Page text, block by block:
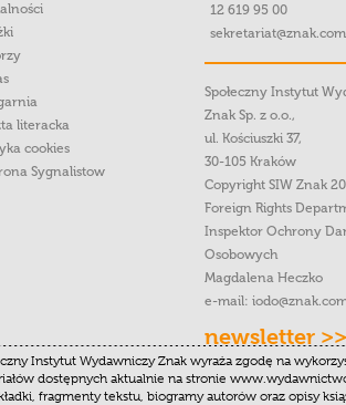
literacka
cookies
Sygnalistow
12 619 95 00
Społeczny Instytut
Znak Sp. z o.o.,
ul. Kościuszki 37,
30-105 Kraków
Copyright SIW Znak
Foreign Rights
Inspektor Ochrony
Osobowych
Magdalena Heczko
e-mail:
newsletter >>
Instytut Wydawniczy Znak wyraża zgodę na
dostępnych aktualnie na stronie
fragmenty tekstu, biogramy autorów oraz opisy